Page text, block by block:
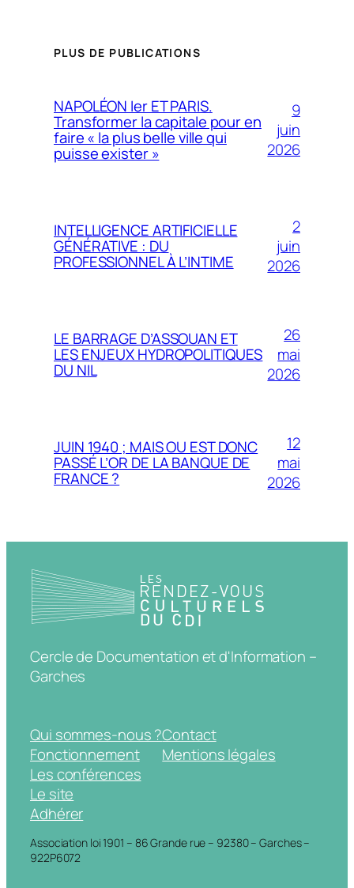
PLUS DE PUBLICATIONS
NAPOLÉON Ier ET PARIS.
Transformer la capitale pour en
faire « la plus belle ville qui
puisse exister »
9
juin
2026
INTELLIGENCE ARTIFICIELLE
GÉNÉRATIVE : DU
PROFESSIONNEL À L’INTIME
2
juin
2026
LE BARRAGE D’ASSOUAN ET
LES ENJEUX HYDROPOLITIQUES
DU NIL
26
mai
2026
JUIN 1940 ; MAIS OU EST DONC
PASSÉ L’OR DE LA BANQUE DE
FRANCE ?
12
mai
2026
Cercle de Documentation et d'Information –
Garches
Qui sommes-nous ?
Fonctionnement
Les conférences
Le site
Adhérer
Contact
Mentions légales
Association loi 1901 – 86 Grande rue – 92380 – Garches –
922P6072